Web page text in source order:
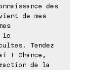
des
de mes
le
Tendez
! Chance,
de la